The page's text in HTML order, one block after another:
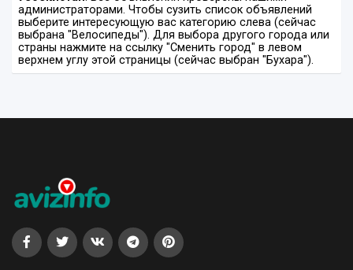
администраторами. Чтобы сузить список объявлений
выберите интересующую вас категорию слева (сейчас
выбрана "Велосипеды"). Для выбора другого города или
страны нажмите на ссылку "Сменить город" в левом
верхнем углу этой страницы (сейчас выбран "Бухара").